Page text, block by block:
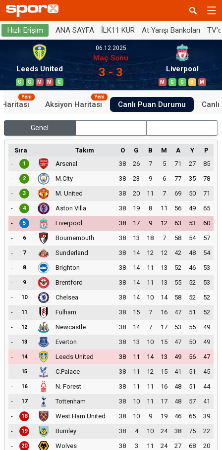
Hızlı Erişim ANA SAYFA İLK11 KUR At Yarışı Bankoları
Leeds United
G G M M G
06.12.2025
Maç Sonu
3 - 3 Liverpool
M G G B M
Haritası
Yeni
Aksiyon Haritası
Yeni
Canlı Puan Durumu
Genel
Sıra Takım O G B M A Y
P
-
1 Arsenal 38 26 7 5 71 27
85
-
2 M.City 38 23 9 6 77 35
78
-
3 M. United 38 20 11 7 69 50
71
-
4 Aston Villa 38 19 8 11 56 49
65
-
5 Liverpool 38 17 9 12 63 53
60
-
6 Bournemouth 38 13 18 7 58 54
57
-
7 Sunderland 38 14 12 12 42 48
54
-
8 Brighton 38 14 11 13 52 46
53
-
9 Brentford 38 14 11 13 55 52
53
-
10 Chelsea 38 14 10 14 58 52
52
-
11 Fulham 38 15 7 16 47 51
52
-
12 Newcastle 38 14 7 17 53 55
49
-
13 Everton 38 13 10 15 47 50
49
-
14 Leeds United 38 11 14 13 49 56
47
-
15 C.Palace 38 11 12 15 41 51
45
-
16 N. Forest 38 11 11 16 48 51
44
-
17 Tottenham 38 10 11 17 48 57
41
-
18 West Ham United 38 10 9 19 46 65
39
-
19 Burnley 38 4 10 24 38 75
22
-
20 Wolves 38 3 11 24 27 68 20